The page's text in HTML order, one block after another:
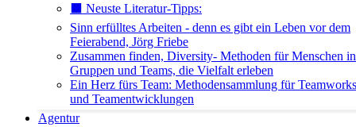
⬛️ Neuste Literatur-Tipps:
Sinn erfülltes Arbeiten - denn es gibt ein Leben vor dem
Feierabend, Jörg Friebe
Zusammen finden, Diversity- Methoden für Menschen in
Gruppen und Teams, die Vielfalt erleben
Ein Herz fürs Team: Methodensammlung für
und Teamentwicklungen
Agentur